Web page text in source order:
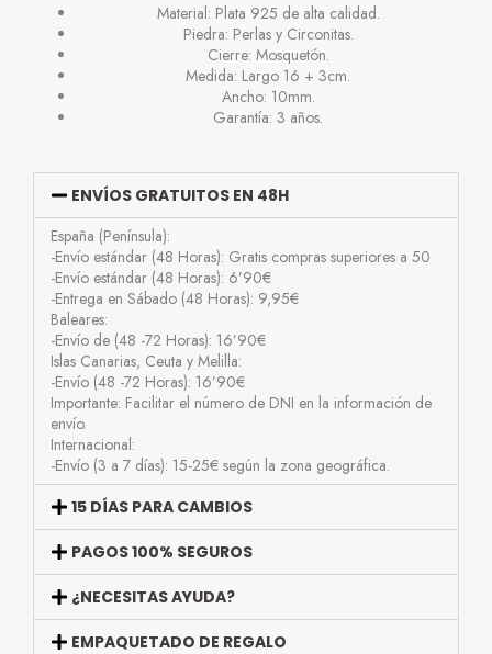
Material: Plata 925 de alta calidad.
Piedra: Perlas y Circonitas.
Cierre: Mosquetón.
Medida: Largo 16 + 3cm.
Ancho: 10mm.
Garantía: 3 años.
ENVÍOS GRATUITOS EN 48H
España (Península):
-Envío estándar (48 Horas): Gratis compras superiores a 50
-Envío estándar (48 Horas): 6’90€
-Entrega en Sábado (48 Horas): 9,95€
Baleares:
-Envío de (48 -72 Horas): 16’90€
Islas Canarias, Ceuta y Melilla:
-Envío (48 -72 Horas): 16’90€
Importante: Facilitar el número de DNI en la información de
envío.
Internacional:
-Envío (3 a 7 días): 15-25€ según la zona geográfica.
15 DÍAS PARA CAMBIOS
PAGOS 100% SEGUROS
¿NECESITAS AYUDA?
EMPAQUETADO DE REGALO